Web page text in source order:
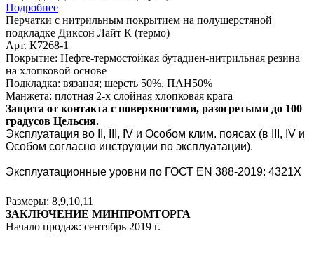
Подробнее
Перчатки с нитрильным покрытием на полушерстяной
подкладке Диксон Лайт К (термо)
Арт. К7268-1
Покрытие: Нефте-термостойкая бутадиен-нитрильная резина
на хлопковой основе
Подкладка: вязаная; шерсть 50%, ПАН50%
Манжета: плотная 2-х слойная хлопковая крага
Защита от контакта с поверхностями, разогретыми до 100
градусов Цельсия.
Эксплуатация во II, III, IV и Особом клим. поясах (в III, IV и
Особом согласно инструкции по эксплуатации).
Эксплуатационные уровни по ГОСТ EN 388-2019: 4321Х
Размеры: 8,9,10,11
ЗАКЛЮЧЕНИЕ МИНПРОМТОРГА
Начало продаж: сентябрь 2019 г.